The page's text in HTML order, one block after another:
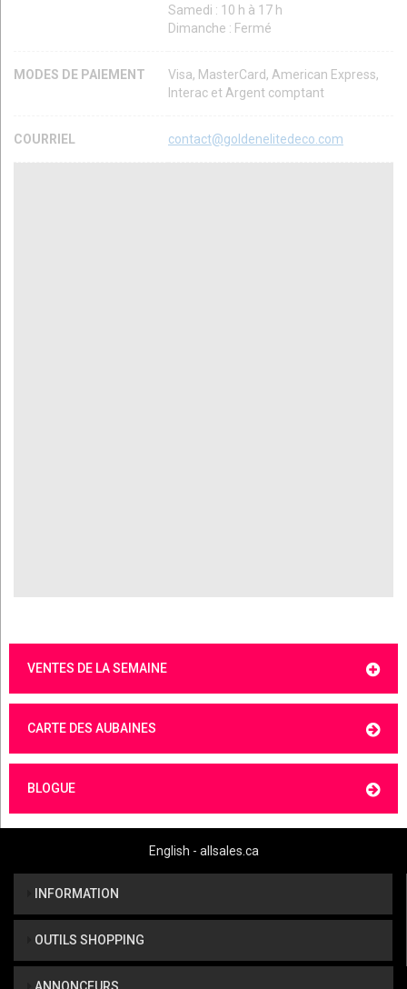
Samedi : 10 h à 17 h
Dimanche : Fermé
MODES DE PAIEMENT
Visa, MasterCard, American Express,
Interac et Argent comptant
COURRIEL contact@goldenelitedeco.com
VENTES DE LA SEMAINE
CARTE DES AUBAINES
BLOGUE
English - allsales.ca
INFORMATION
OUTILS SHOPPING
ANNONCEURS